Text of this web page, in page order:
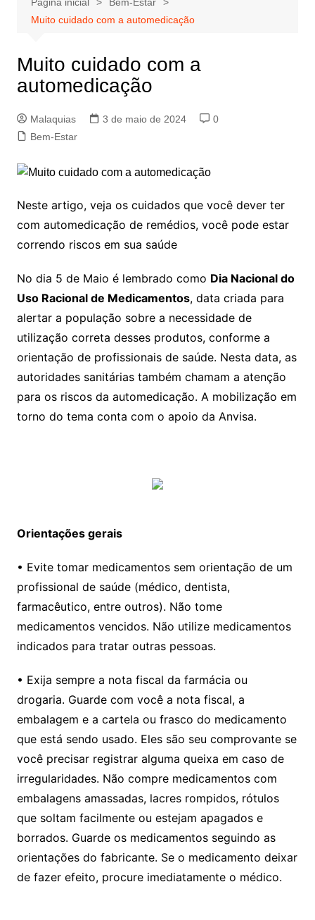
Muito cuidado com a automedicação
Muito cuidado com a
automedicação
Malaquias 3 de maio de 2024
0
Bem-Estar
Neste artigo, veja os cuidados que você dever ter
com automedicação de remédios, você pode estar
correndo riscos em sua saúde
No dia 5 de Maio é lembrado como Dia Nacional do
Uso Racional de Medicamentos, data criada para
alertar a população sobre a necessidade de
utilização correta desses produtos, conforme a
orientação de profissionais de saúde. Nesta data, as
autoridades sanitárias também chamam a atenção
para os riscos da automedicação. A mobilização em
torno do tema conta com o apoio da Anvisa.
Orientações gerais
• Evite tomar medicamentos sem orientação de um
profissional de saúde (médico, dentista,
farmacêutico, entre outros). Não tome
medicamentos vencidos. Não utilize medicamentos
indicados para tratar outras pessoas.
• Exija sempre a nota fiscal da farmácia ou
drogaria. Guarde com você a nota fiscal, a
embalagem e a cartela ou frasco do medicamento
que está sendo usado. Eles são seu comprovante se
você precisar registrar alguma queixa em caso de
irregularidades. Não compre medicamentos com
embalagens amassadas, lacres rompidos, rótulos
que soltam facilmente ou estejam apagados e
borrados. Guarde os medicamentos seguindo as
orientações do fabricante. Se o medicamento deixar
de fazer efeito, procure imediatamente o médico.